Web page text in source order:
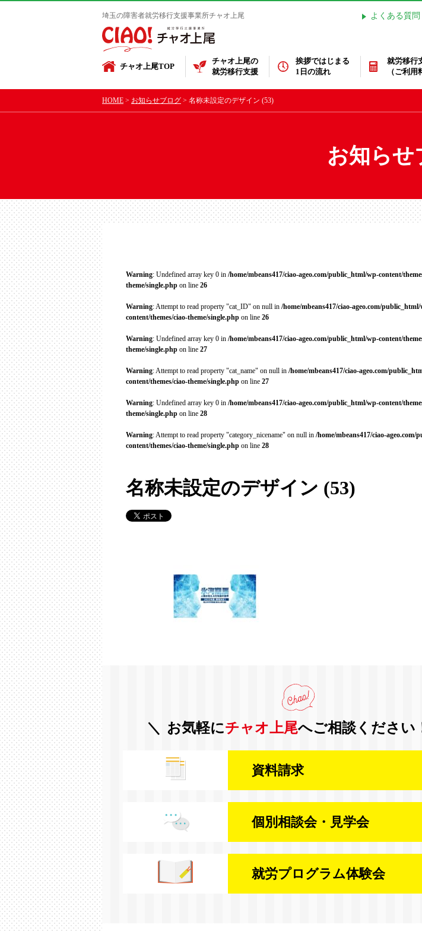
埼玉の障害者就労移行支援事業所チャオ上尾 よくある質問
チャオ上尾TOP
チャオ上尾の
就労移行支援
挨拶ではじまる
1日の流れ
就労移行
（ご利用
HOME お知らせブログ 名称未設定のデザイン (53)
お知らせ
Warning: Undefined array key 0 in /home/mbeans417/ciao-ageo.com/public_html/wp-content/
theme/single.php on line 26
Warning: Attempt to read property "cat_ID" on null in /home/mbeans417/ciao-ageo.com/
content/themes/ciao-theme/single.php on line 26
Warning: Undefined array key 0 in /home/mbeans417/ciao-ageo.com/public_html/wp-content/
theme/single.php on line 27
Warning: Attempt to read property "cat_name" on null in /home/mbeans417/ciao-ageo.com/
content/themes/ciao-theme/single.php on line 27
Warning: Undefined array key 0 in /home/mbeans417/ciao-ageo.com/public_html/wp-content/
theme/single.php on line 28
Warning: Attempt to read property "category_nicename" on null in /home/mbeans417/ciao-ageo.com/
content/themes/ciao-theme/single.php on line 28
名称未設定のデザイン (53)
お気軽にチャオ上尾へご相談ください
資料請求
個別相談会・ 見学会
就労プログラム体験会